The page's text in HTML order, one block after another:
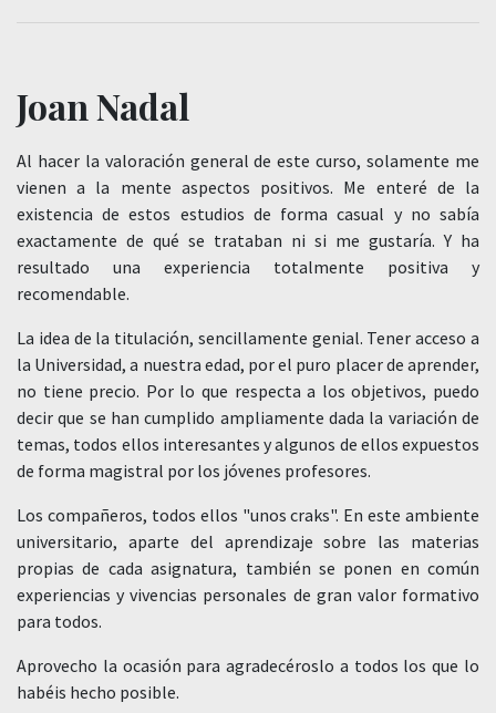
Joan Nadal
Al hacer la valoración general de este curso, solamente me
vienen a la mente aspectos positivos. Me enteré de la
existencia de estos estudios de forma casual y no sabía
exactamente de qué se trataban ni si me gustaría. Y ha
resultado una experiencia totalmente positiva y
recomendable.
La idea de la titulación, sencillamente genial. Tener acceso a
la Universidad, a nuestra edad, por el puro placer de aprender,
no tiene precio. Por lo que respecta a los objetivos, puedo
decir que se han cumplido ampliamente dada la variación de
temas, todos ellos interesantes y algunos de ellos expuestos
de forma magistral por los jóvenes profesores.
Los compañeros, todos ellos "unos craks". En este ambiente
universitario, aparte del aprendizaje sobre las materias
propias de cada asignatura, también se ponen en común
experiencias y vivencias personales de gran valor formativo
para todos.
Aprovecho la ocasión para agradecéroslo a todos los que lo
habéis hecho posible.